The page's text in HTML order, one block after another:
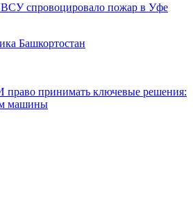
спровоцировало пожар в Уфе
Башкортостан
принимать ключевые решения:
машины